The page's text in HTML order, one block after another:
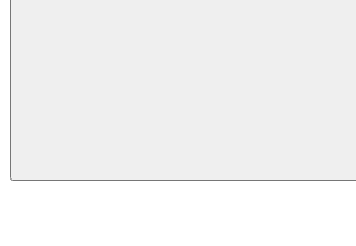
Compartilhar